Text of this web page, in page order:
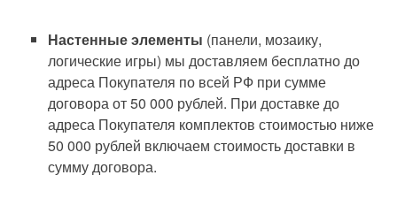
Настенные элементы (панели, мозаику,
логические игры) мы доставляем бесплатно до
адреса Покупателя по всей РФ при сумме
договора от 50 000 рублей. При доставке до
адреса Покупателя комплектов стоимостью ниже
50 000 рублей включаем стоимость доставки в
сумму договора.